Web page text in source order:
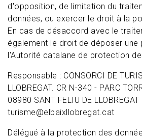
d'opposition, de limitation du
données, ou exercer le droit à la
En cas de désaccord avec le
également le droit de déposer une
l'Autorité catalane de protection
Responsable : CONSORCI DE
LLOBREGAT. CR N-340 - PARC
08980 SANT FELIU DE LLOBREGAT
turisme@elbaixllobregat.cat
Délégué à la protection des